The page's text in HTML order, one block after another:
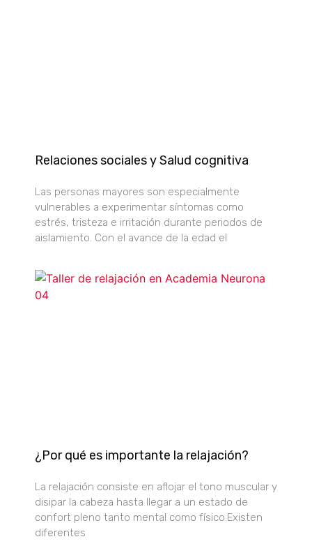
Relaciones sociales y Salud cognitiva
Las personas mayores son especialmente
vulnerables a experimentar síntomas como
estrés, tristeza e irritación durante periodos de
aislamiento. Con el avance de la edad el
¿Por qué es importante la relajación?
La relajación consiste en aflojar el tono muscular y
disipar la cabeza hasta llegar a un estado de
confort pleno tanto mental como físico.Existen
diferentes